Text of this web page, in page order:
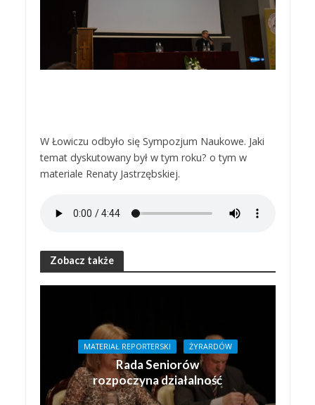
W Łowiczu odbyło się Sympozjum Naukowe. Jaki
temat dyskutowany był w tym roku? o tym w
materiale Renaty Jastrzębskiej.
Zobacz także
MATERIAŁ REPORTERSKI ŻYRARDÓW
Rada Seniorów
rozpoczyna działalność